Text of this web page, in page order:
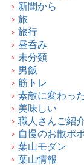
新聞から
旅
旅行
昼呑み
未分類
男飯
筋トレ
素敵に変わっ
美味しい
職人さんご紹
自慢のお散ポ
葉山モダン
葉山情報